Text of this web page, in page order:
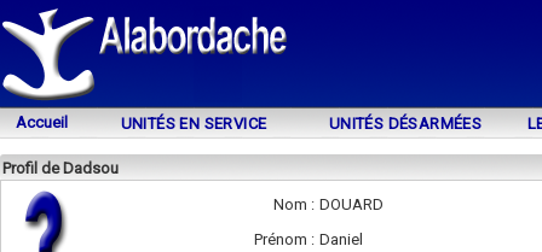
Accueil UNITÉS EN SERVICE UNITÉS DÉSARMÉES
Profil de Dadsou
Nom : DOUARD
Prénom : Daniel